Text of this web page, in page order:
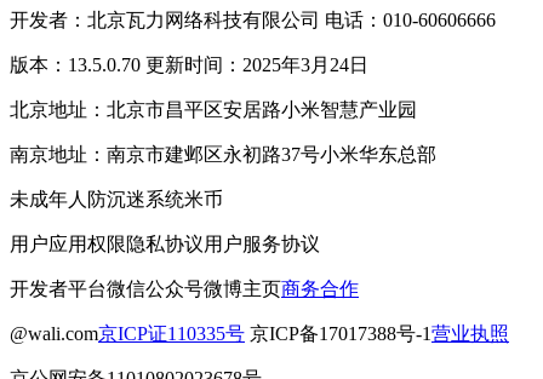
开发者：北京瓦力网络科技有限公司 电话：010-60606666
版本：13.5.0.70 更新时间：2025年3月24日
北京地址：北京市昌平区安居路小米智慧产业园
南京地址：南京市建邺区永初路37号小米华东总部
未成年人防沉迷系统米币
用户应用权限隐私协议用户服务协议
开发者平台微信公众号微博主页商务合作
@wali.com京ICP证110335号 京ICP备17017388号-1营业执照